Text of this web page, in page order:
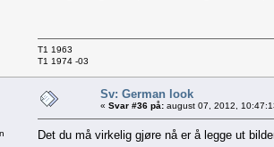
T1 1963
T1 1974 -03
Sv: German look
« Svar #36 på: august 07, 2012,
Det du må virkelig gjøre nå er å legge ut